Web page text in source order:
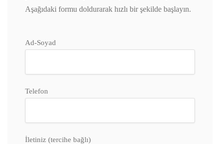
Aşağıdaki formu doldurarak hızlı bir şekilde başlayın.
Ad-Soyad
Telefon
İletiniz (tercihe bağlı)